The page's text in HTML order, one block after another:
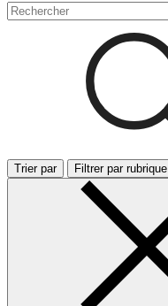
Trier par Filtrer par rubrique